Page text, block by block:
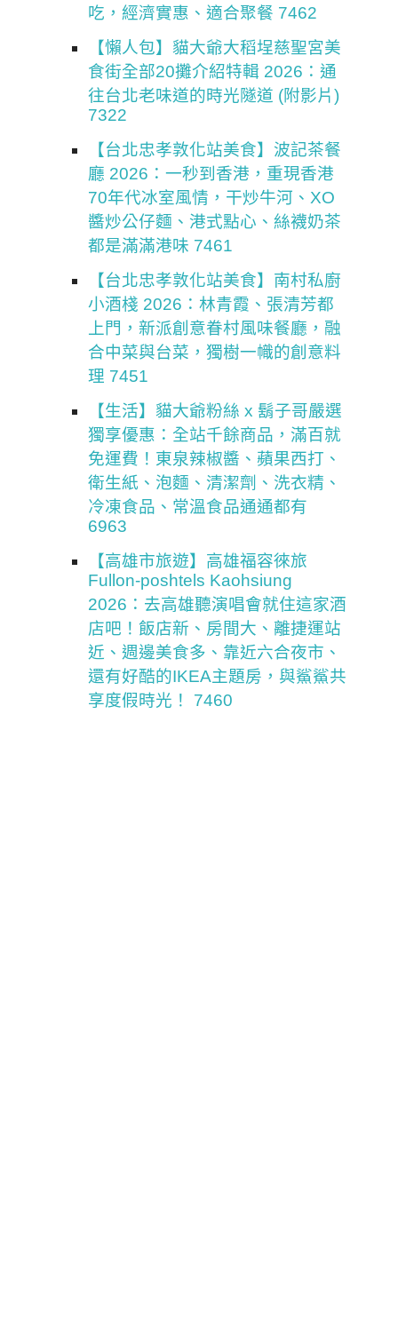
吃，經濟實惠、適合聚餐 7462
【懶人包】貓大爺大稻埕慈聖宮美
食街全部20攤介紹特輯 2026：通
往台北老味道的時光隧道 (附影片)
7322
【台北忠孝敦化站美食】波記茶餐
廳 2026：一秒到香港，重現香港
70年代冰室風情，干炒牛河、XO
醬炒公仔麵、港式點心、絲襪奶茶
都是滿滿港味 7461
【台北忠孝敦化站美食】南村私廚
小酒棧 2026：林青霞、張清芳都
上門，新派創意眷村風味餐廳，融
合中菜與台菜，獨樹一幟的創意料
理 7451
【生活】貓大爺粉絲 x 鬍子哥嚴選
獨享優惠：全站千餘商品，滿百就
免運費！東泉辣椒醬、蘋果西打、
衛生紙、泡麵、清潔劑、洗衣精、
冷凍食品、常溫食品通通都有
6963
【高雄市旅遊】高雄福容徠旅
Fullon-poshtels Kaohsiung
2026：去高雄聽演唱會就住這家酒
店吧！飯店新、房間大、離捷運站
近、週邊美食多、靠近六合夜市、
還有好酷的IKEA主題房，與鯊鯊共
享度假時光！ 7460